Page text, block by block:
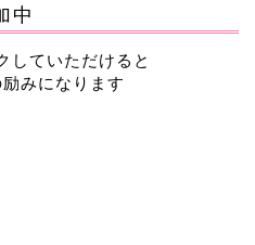
中
していただけると
みになります